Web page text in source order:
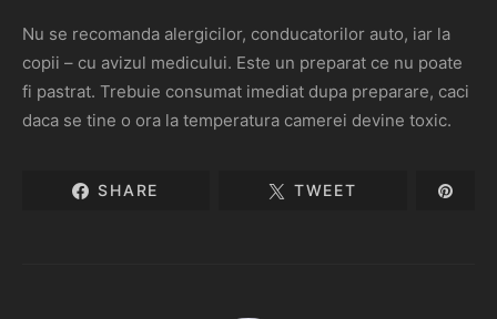
Nu se recomanda alergicilor, conducatorilor auto, iar la
copii – cu avizul medicului. Este un preparat ce nu poate
fi pastrat. Trebuie consumat imediat dupa preparare, caci
daca se tine o ora la temperatura camerei devine toxic.
SHARE TWEET